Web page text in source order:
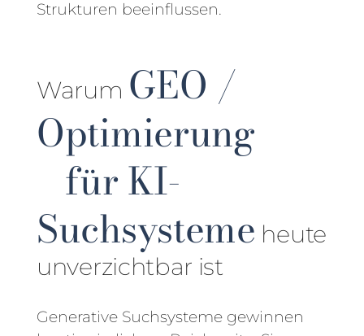
Strukturen beeinflussen.
Warum GEO /
Optimierung
für KI-
Suchsysteme heute
unverzichtbar ist
Generative Suchsysteme gewinnen